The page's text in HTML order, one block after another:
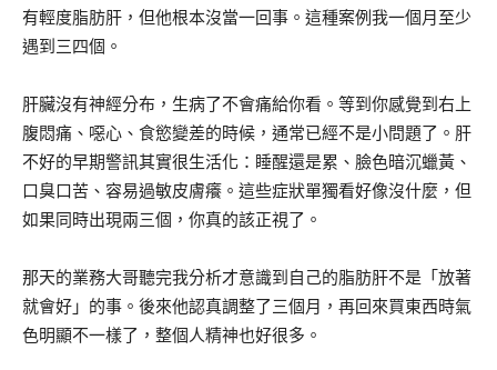
有輕度脂肪肝，但他根本沒當一回事。這種案例我一個月至少
遇到三四個。
肝臟沒有神經分布，生病了不會痛給你看。等到你感覺到右上
腹悶痛、噁心、食慾變差的時候，通常已經不是小問題了。肝
不好的早期警訊其實很生活化：睡醒還是累、臉色暗沉蠟黃、
口臭口苦、容易過敏皮膚癢。這些症狀單獨看好像沒什麼，但
如果同時出現兩三個，你真的該正視了。
那天的業務大哥聽完我分析才意識到自己的脂肪肝不是「放著
就會好」的事。後來他認真調整了三個月，再回來買東西時氣
色明顯不一樣了，整個人精神也好很多。